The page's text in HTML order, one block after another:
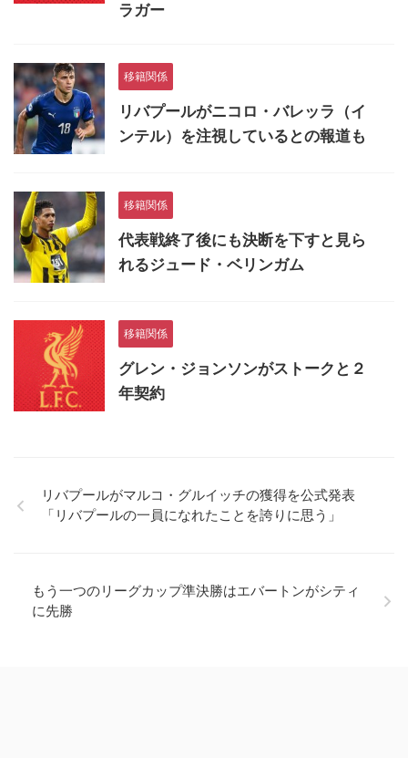
ラガー
移籍関係
リバプールがニコロ・バレッラ（イ
ンテル）を注視しているとの報道も
移籍関係
代表戦終了後にも決断を下すと見ら
れるジュード・ベリンガム
移籍関係
グレン・ジョンソンがストークと２
年契約
リバプールがマルコ・グルイッチの獲得を公式発表
「リバプールの一員になれたことを誇りに思う」
もう一つのリーグカップ準決勝はエバートンがシティ
に先勝